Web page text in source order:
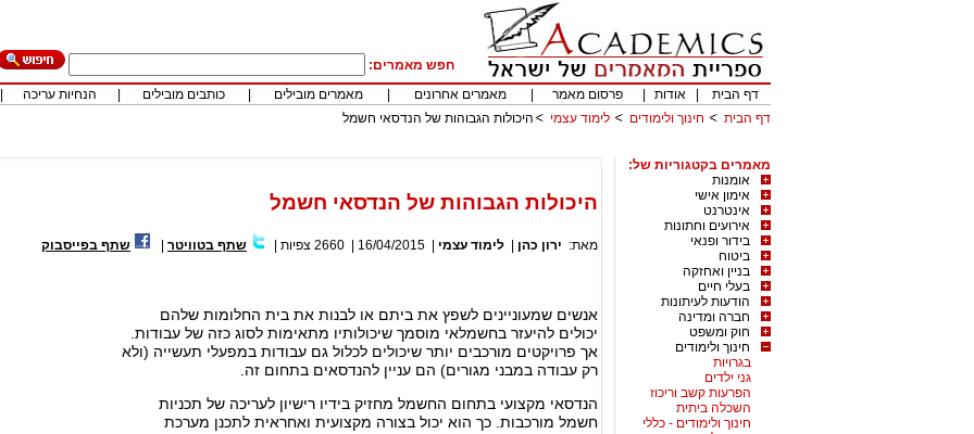
חפש מאמרים:
דף הבית
אודות פרסום מאמר מאמרים אחרונים מאמרים מובילים כותבים מובילים הנחיות עריכה
דף הבית
חינוך ולימודים לימוד עצמי היכולות הגבוהות של הנדסאי חשמל
מאמרים בקטגוריות של:
אומנות
אימון אישי
אינטרנט
אירועים וחתונות
בידור ופנאי
ביטוח
בניין ואחזקה
בעלי חיים
הודעות לעיתונות
חברה ומדינה
חוק ומשפט
חינוך ולימודים
בגרויות
גני ילדים
הפרעות קשב וריכוז
השכלה ביתית
חינוך ולימודים - כללי
היכולות הגבוהות של הנדסאי חשמל
מאת: ירון כהן לימוד עצמי 16/04/2015
2660 צפיות שתף בטוויטר שתף בפייסבוק
אנשים שמעוניינים לשפץ את ביתם או לבנות את בית החלומות שלהם
יכולים להיעזר בחשמלאי מוסמך שיכולותיו מתאימות לסוג כזה של עבודות.
אך פרויקטים מורכבים יותר שיכולים לכלול גם עבודות במפעלי תעשייה (ולא
רק עבודה במבני מגורים) הם עניין להנדסאים בתחום זה.
הנדסאי מקצועי בתחום החשמל מחזיק בידיו רישיון לעריכה של תכניות
חשמל מורכבות. כך הוא יכול בצורה מקצועית ואחראית לתכנן מערכת